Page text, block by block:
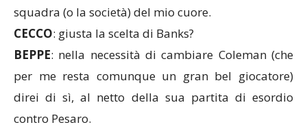
squadra (o la società) del mio cuore.
CECCO: giusta la scelta di Banks?
BEPPE: nella necessità di cambiare Coleman (che
per me resta comunque un gran bel giocatore)
direi di sì, al netto della sua partita di esordio
contro Pesaro.